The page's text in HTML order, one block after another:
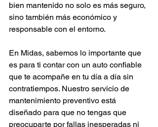
bien mantenido no solo es más seguro,
sino también más económico y
responsable con el entorno.
En Midas, sabemos lo importante que
es para ti contar con un auto confiable
que te acompañe en tu día a día sin
contratiempos. Nuestro servicio de
mantenimiento preventivo está
diseñado para que no tengas que
preocuparte por fallas inesperadas ni